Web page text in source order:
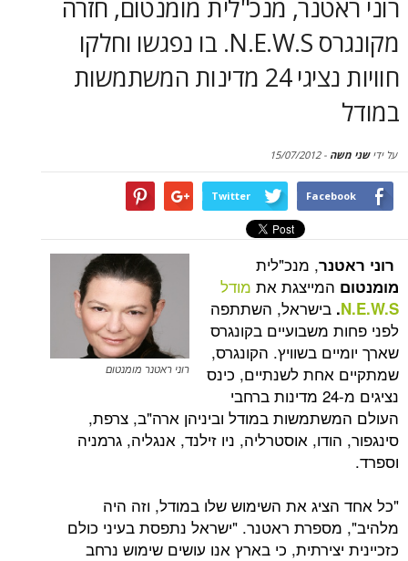
מנכ"לית מומנטום, חזרה
מקונגרס N.E.W.S. בו נפגשו וחלקו
חוויות נציגי 24 מדינות המשתמשות
-
15/07/2012
Twitter
רוני ראטנר מומנטום
, מנכ"לית
אתמודל
בישראל, השתתפה
משבועיים בקונגרס
בשוויץ. הקונגרס,
לשנתיים, כינס
נציגים מ-24 מדינות ברחבי
במודל וביניהן ארה"ב, צרפת,
אוסטרליה, ניו זילנד, אנגליה, גרמניה
את השימוש שלו במודל, וזה היה
ראטנר. "ישראל נתפסת בעיני כולם
כי בארץ אנו עושים שימוש נרחב